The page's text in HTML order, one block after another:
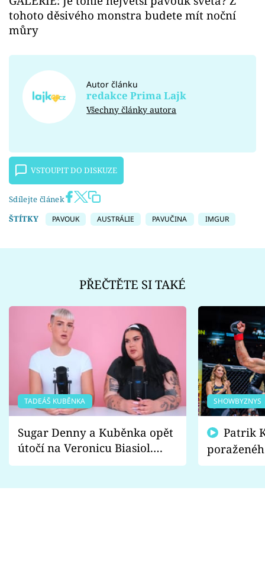
tohoto děsivého monstra budete mít noční
můry
Autor článku
redakce Prima Lajk
Všechny články autora
VSTOUPIT DO DISKUZE
Sdílejte článek
ŠTÍTKY
PAVOUK AUSTRÁLIE PAVUČINA IMGUR
PŘEČTĚTE SI TAKÉ
TADEÁŠ KUBĚNKA
Sugar Denny a Kuběnka opět
útočí na Veronicu Biasiol.
Proč je podle nich falešná a
SHOWBYZNYS
fanoušci